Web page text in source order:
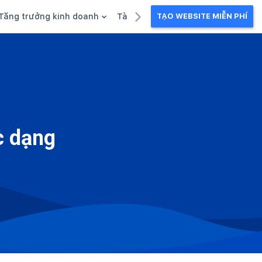
trưởng kinh doanh Tài liệu kinh doanhTẠO WEBSITE MIỄN PHÍ
dạng